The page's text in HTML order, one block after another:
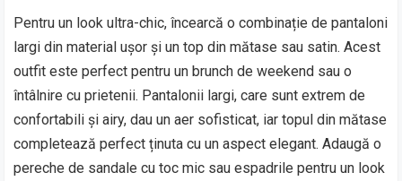
Pentru un look ultra-chic, încearcă o combinație de pantaloni
largi din material ușor și un top din mătase sau satin. Acest
outfit este perfect pentru un brunch de weekend sau o
întâlnire cu prietenii. Pantalonii largi, care sunt extrem de
confortabili și airy, dau un aer sofisticat, iar topul din mătase
completează perfect ținuta cu un aspect elegant. Adaugă o
pereche de sandale cu toc mic sau espadrile pentru un look